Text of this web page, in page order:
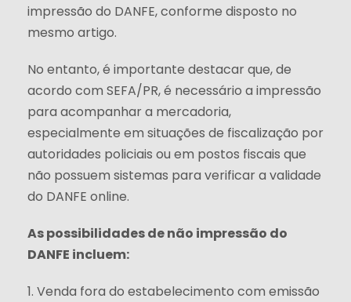
impressão do DANFE, conforme disposto no
mesmo artigo.
No entanto, é importante destacar que, de
acordo com SEFA/PR, é necessário a impressão
para acompanhar a mercadoria,
especialmente em situações de fiscalização por
autoridades policiais ou em postos fiscais que
não possuem sistemas para verificar a validade
do DANFE online.
As possibilidades de não impressão do
DANFE incluem:
1. Venda fora do estabelecimento com emissão